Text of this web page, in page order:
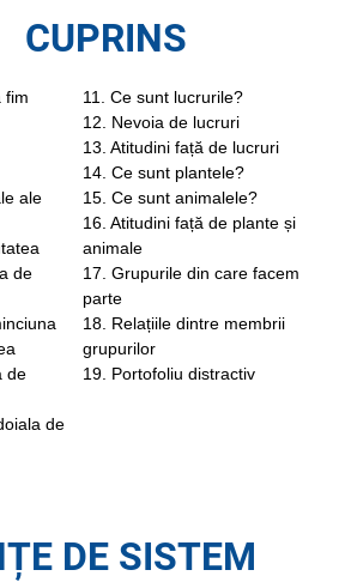
CUPRINS
fim
ale
de
de
de
11. Ce sunt lucrurile?
12. Nevoia de lucruri
13. Atitudini față de lucruri
14. Ce sunt plantele?
15. Ce sunt animalele?
16. Atitudini față de plante și
animale
17. Grupurile din care facem
parte
18. Relațiile dintre membrii
grupurilor
19. Portofoliu distractiv
DE SISTEM